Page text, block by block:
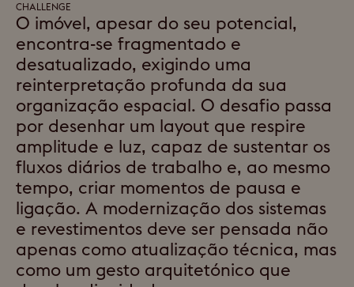
CHALLENGE
O imóvel, apesar do seu potencial,
encontra-se fragmentado e
desatualizado, exigindo uma
reinterpretação profunda da sua
organização espacial. O desafio passa
por desenhar um layout que respire
amplitude e luz, capaz de sustentar os
fluxos diários de trabalho e, ao mesmo
tempo, criar momentos de pausa e
ligação. A modernização dos sistemas
e revestimentos deve ser pensada não
apenas como atualização técnica, mas
como um gesto arquitetónico que